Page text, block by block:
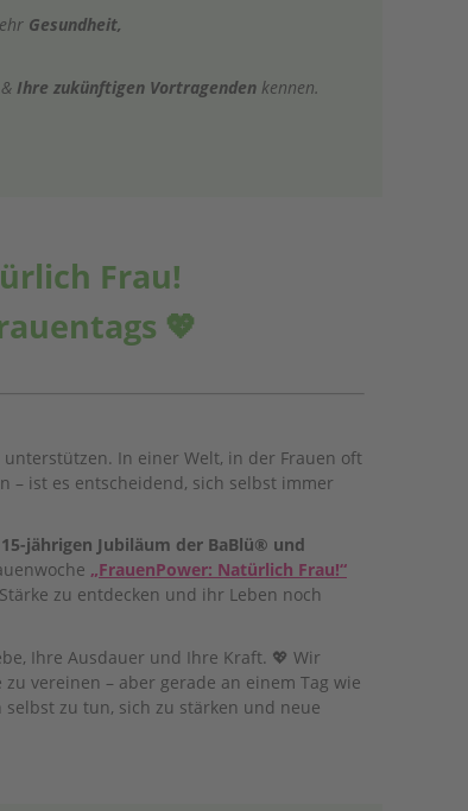
Gesundheit,
&Ihre zukünftigen Vortragenden kennen.
Frau!
💖
In einer Welt, in der Frauen oft
– ist es entscheidend, sich selbst immer
15-jährigen Jubiläum der BaBlü® und
„FrauenPower: Natürlich Frau!“
zu entdecken und ihr Leben noch
Ihre Ausdauer und Ihre Kraft. 💖 Wir
vereinen – aber gerade an einem Tag wie
zu tun, sich zu stärken und neue